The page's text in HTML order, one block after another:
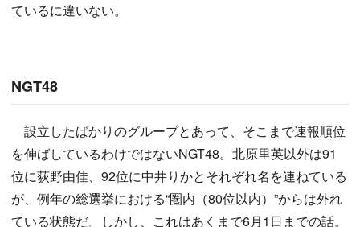
ているに違いない。
NGT48
設立したばかりのグループとあって、そこまで速報順位
を伸ばしているわけではないNGT48。北原里英以外は91
位に荻野由佳、92位に中井りかとそれぞれ名を連ねている
が、例年の総選挙における“圏内（80位以内）”からは外れ
ている状態だ。しかし、これはあくまで6月1日までの話。